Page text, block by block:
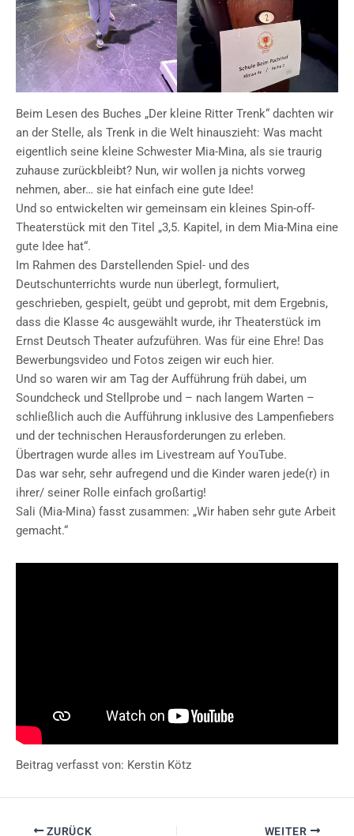
Beim Lesen des Buches „Der kleine Ritter Trenk“ dachten wir
an der Stelle, als Trenk in die Welt hinauszieht: Was macht
eigentlich seine kleine Schwester Mia-Mina, als sie traurig
zuhause zurückbleibt? Nun, wir wollen ja nichts vorweg
nehmen, aber… sie hat einfach eine gute Idee!
Und so entwickelten wir gemeinsam ein kleines Spin-off-
Theaterstück mit den Titel „3,5. Kapitel, in dem Mia-Mina eine
gute Idee hat“.
Im Rahmen des Darstellenden Spiel- und des
Deutschunterrichts wurde nun überlegt, formuliert,
geschrieben, gespielt, geübt und geprobt, mit dem Ergebnis,
dass die Klasse 4c ausgewählt wurde, ihr Theaterstück im
Ernst Deutsch Theater aufzuführen. Was für eine Ehre! Das
Bewerbungsvideo und Fotos zeigen wir euch hier.
Und so waren wir am Tag der Aufführung früh dabei, um
Soundcheck und Stellprobe und – nach langem Warten –
schließlich auch die Aufführung inklusive des Lampenfiebers
und der technischen Herausforderungen zu erleben.
Übertragen wurde alles im Livestream auf YouTube.
Das war sehr, sehr aufregend und die Kinder waren jede(r) in
ihrer/ seiner Rolle einfach großartig!
Sali (Mia-Mina) fasst zusammen: „Wir haben sehr gute Arbeit
gemacht.“
Beitrag verfasst von: Kerstin Kötz
ZURÜCK WEITER